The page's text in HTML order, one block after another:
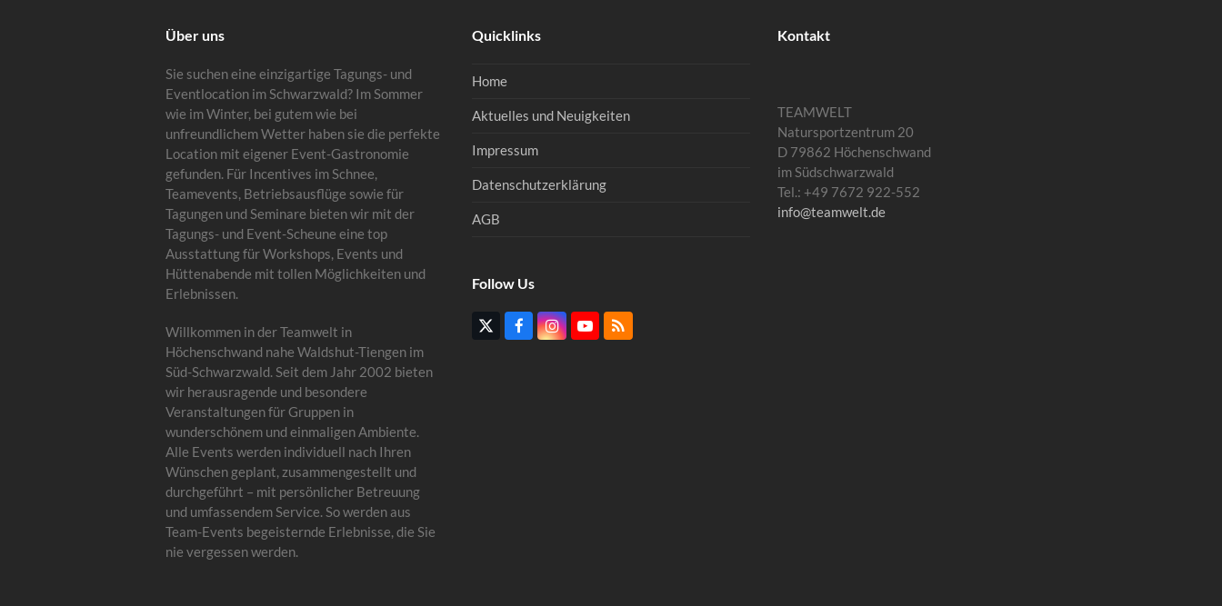
Über uns
Sie suchen eine einzigartige Tagungs- und
Eventlocation im Schwarzwald? Im Sommer
wie im Winter, bei gutem wie bei
unfreundlichem Wetter haben sie die perfekte
Location mit eigener Event-Gastronomie
gefunden. Für Incentives im Schnee,
Teamevents, Betriebsausflüge sowie für
Tagungen und Seminare bieten wir mit der
Tagungs- und Event-Scheune eine top
Ausstattung für Workshops, Events und
Hüttenabende mit tollen Möglichkeiten und
Erlebnissen.
Willkommen in der Teamwelt in
Höchenschwand nahe Waldshut-Tiengen im
Süd-Schwarzwald. Seit dem Jahr 2002 bieten
wir herausragende und besondere
Veranstaltungen für Gruppen in
wunderschönem und einmaligen Ambiente.
Alle Events werden individuell nach Ihren
Wünschen geplant, zusammengestellt und
durchgeführt – mit persönlicher Betreuung
und umfassendem Service. So werden aus
Team-Events begeisternde Erlebnisse, die Sie
nie vergessen werden.
Quicklinks
Home
Aktuelles und Neuigkeiten
Impressum
Datenschutzerklärung
AGB
Follow Us
TwitterFacebookInstagram
YouTube
RSS
Kontakt
TEAMWELT
Natursportzentrum 20
D 79862 Höchenschwand
im Südschwarzwald
Tel.: +49 7672 922-552
info@teamwelt.de